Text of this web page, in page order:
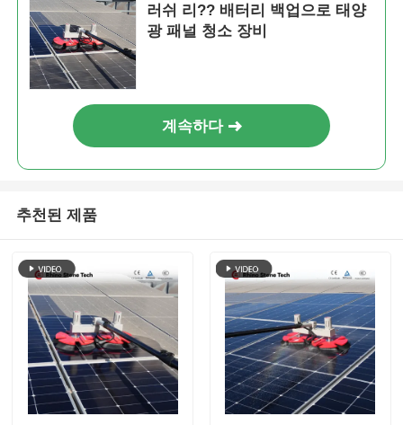
러쉬 리?? 배터리 백업으로 태양
광 패널 청소 장비
계속하다
추천된 제품